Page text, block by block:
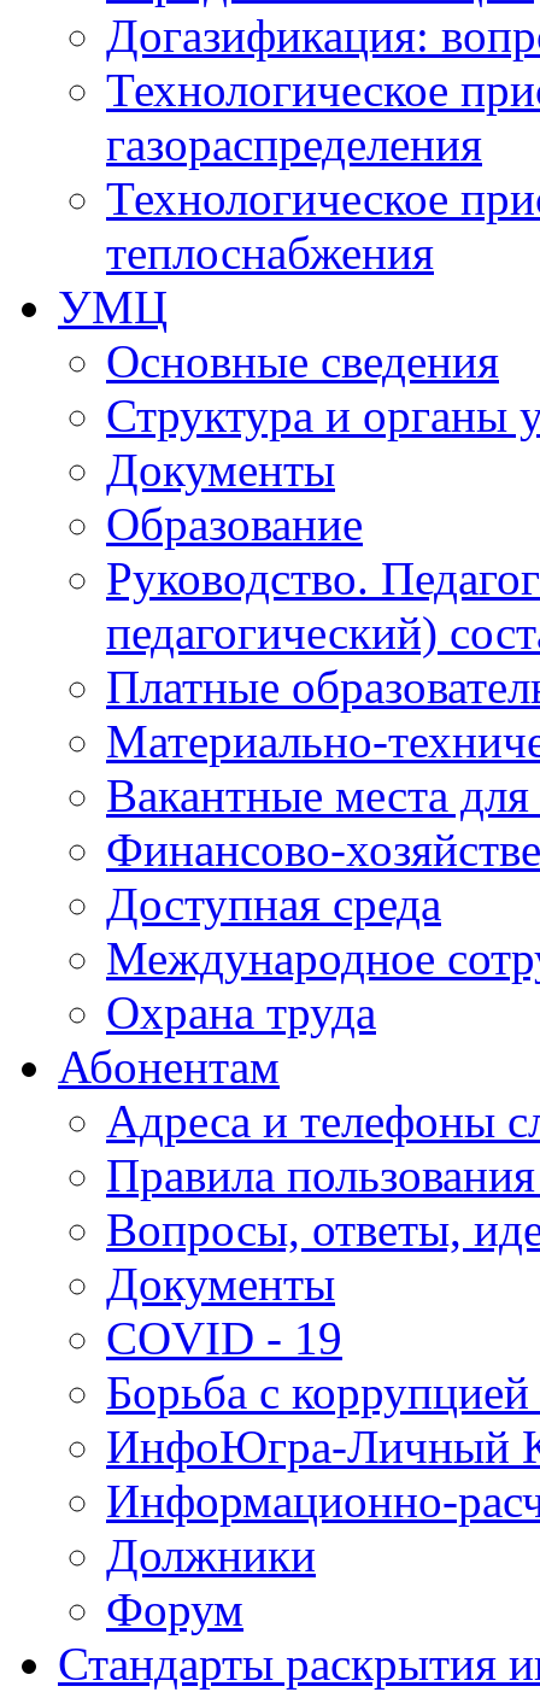
Догазификация:
Технологическое
газораспределения
Технологическое
теплоснабжения
УМЦ
Основные сведения
Структура и органы
Документы
Образование
Руководство.
педагогический)
Платные
Материально-
Вакантные места
Финансово-
Доступная среда
Международное
Охрана труда
Абонентам
Адреса и телефоны
Правила
Вопросы, ответы,
Документы
COVID - 19
Борьба с
ИнфоЮгра-Личный
Информационно-
Должники
Форум
Стандарты раскрытия